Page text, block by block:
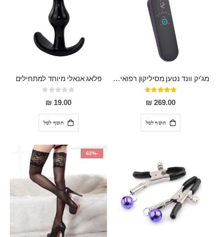
מג'יק וונד נטען מסיליקון רפואי חזק בעל 12 מצבי רטט ו6 מהירויות שונות ROMI
דירוג:
93%
269.00 ₪
הוסף לסל
פלאג אנאלי מיוחד למתחילים
Rating:
0%
19.00 ₪
הוסף לסל
-62%